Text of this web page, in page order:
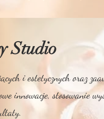
Studio
i estetycznych oraz
innowacje, stosowanie